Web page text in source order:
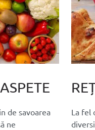
de savoarea
ne
La fel